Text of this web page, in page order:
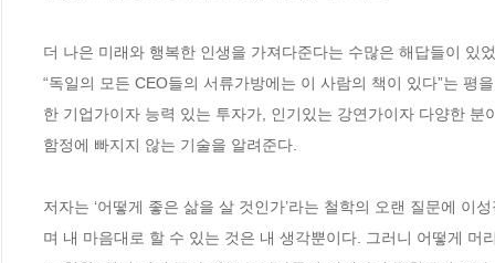
더 나은 미래와 행복한 인생을 가져다준다는 수많은 해답들이 있
“독일의 모든 CEO들의 서류가방에는 이 사람의 책이 있다”는
한 기업가이자 능력 있는 투자가, 인기있는 강연가이자 다양한
함정에 빠지지 않는 기술을 알려준다.
저자는 ‘어떻게 좋은 삶을 살 것인가’라는 철학의 오랜 질문에
며 내 마음대로 할 수 있는 것은 내 생각뿐이다. 그러니 어떻게